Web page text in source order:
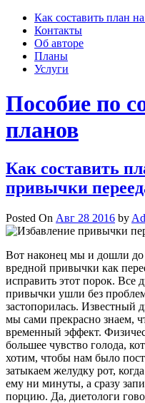
Skip
content
Как составить план
Контакты
Об авторе
Планы
Услуги
Пособие по
планов
Как составить
привычки
Posted On Авг 28 2016 by
Вот наконец мы и дошли до
вредной привычки как
исправить этот порок. Все
привычки ушли без
застопорилась. Известный
мы сами прекрасно знаем,
временный эффект.
большее чувство голода,
хотим, чтобы нам было
затыкаем желудку рот,
ему ни минуты, а сразу
порцию. Да, диетологи